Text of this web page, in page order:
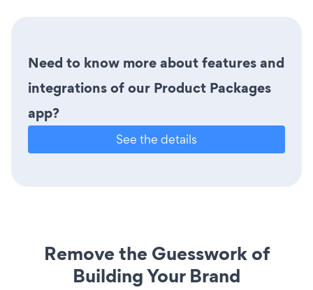
Need to know more about features and
integrations of our Product Packages
app?
See the details
Remove the Guesswork of
Building Your Brand